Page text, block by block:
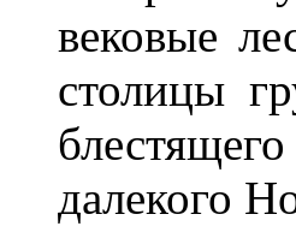
вековые
столицы
далекого